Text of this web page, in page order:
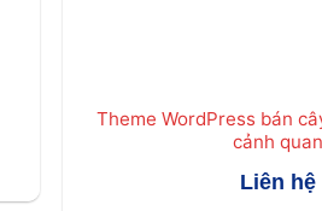
Theme WordPress bán
cảnh quan
Liên hệ